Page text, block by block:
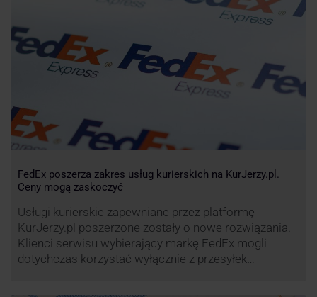
efektywności operacyjnej oraz zapewnienie
wysokiego poziomu świadczonych usług. Dodatkowo
przewoźnik UPS wprowadzi nowe opłaty opisane …
FedEx poszerza zakres usług kurierskich na KurJerzy.pl.
Ceny mogą zaskoczyć
Usługi kurierskie zapewniane przez platformę
KurJerzy.pl poszerzone zostały o nowe rozwiązania.
Klienci serwisu wybierający markę FedEx mogli
dotychczas korzystać wyłącznie z przesyłek